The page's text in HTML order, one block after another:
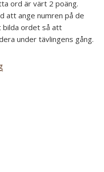
ord är värt 2 poäng.
att ange numren på de
bilda ordet så att
under tävlingens gång.